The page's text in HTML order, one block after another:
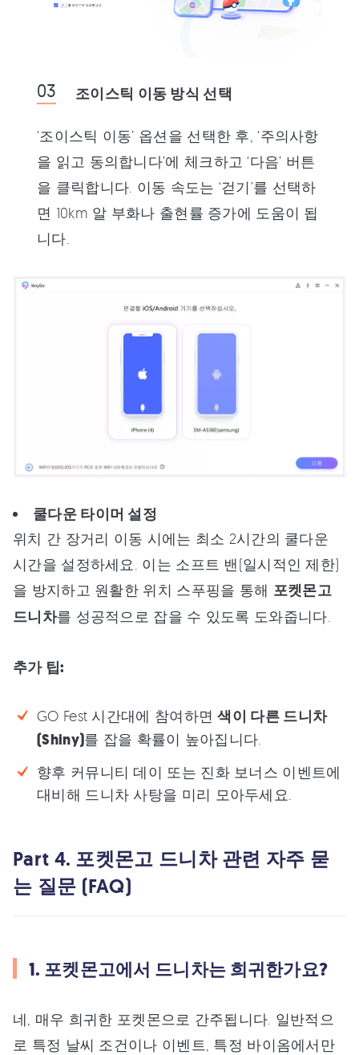
조이스틱 이동 방식 선택
‘조이스틱 이동’ 옵션을 선택한 후, ‘주의사항
을 읽고 동의합니다’에 체크하고 ‘다음’ 버튼
을 클릭합니다. 이동 속도는 ‘걷기’를 선택하
면 10km 알 부화나 출현률 증가에 도움이 됩
니다.
쿨다운 타이머 설정
위치 간 장거리 이동 시에는 최소 2시간의 쿨다운
시간을 설정하세요. 이는 소프트 밴(일시적인 제한)
을 방지하고 원활한 위치 스푸핑을 통해 포켓몬고
드니차를 성공적으로 잡을 수 있도록 도와줍니다.
추가 팁:
GO Fest 시간대에 참여하면색이 다른 드니차
(Shiny)를 잡을 확률이 높아집니다.
향후 커뮤니티 데이 또는 진화 보너스 이벤트에
대비해 드니차 사탕을 미리 모아두세요.
Part 4. 포켓몬고 드니차 관련 자주 묻
는 질문 (FAQ)
1. 포켓몬고에서 드니차는 희귀한가요?
네, 매우 희귀한 포켓몬으로 간주됩니다. 일반적으
로 특정 날씨 조건이나 이벤트, 특정 바이옴에서만